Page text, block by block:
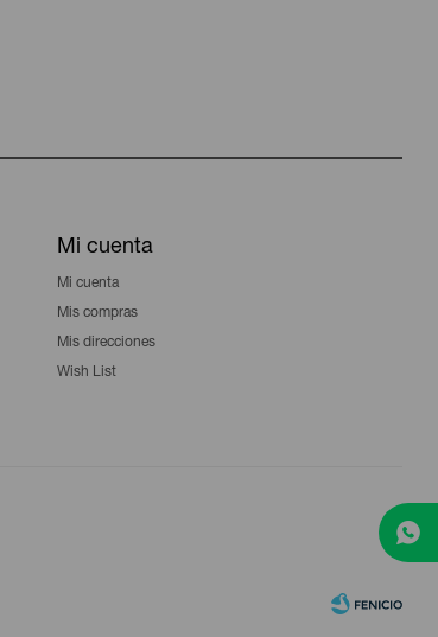
Mi cuenta
Mi cuenta
Mis compras
Mis direcciones
Wish List